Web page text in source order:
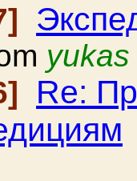
yukas
Re: